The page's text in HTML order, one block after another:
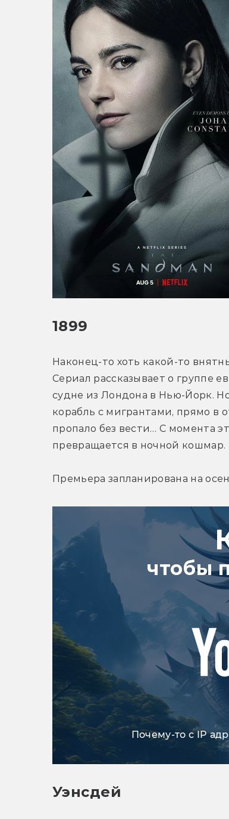
1899
Наконец-то хоть какой-то
Сериал рассказывает о группе
судне из Лондона в Нью-Йорк.
корабль с мигрантами, прямо в
пропало без вести… С момента
превращается в ночной кошмар.
Премьера запланирована на
чтобы
Почему-то с IP
Уэнсдей